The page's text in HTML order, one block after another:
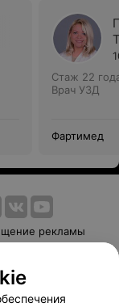
Стаж 22
Врач УЗД
Фартимед
рекламы
оплаты